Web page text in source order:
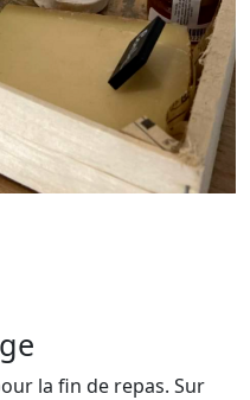
la fin de repas. Sur